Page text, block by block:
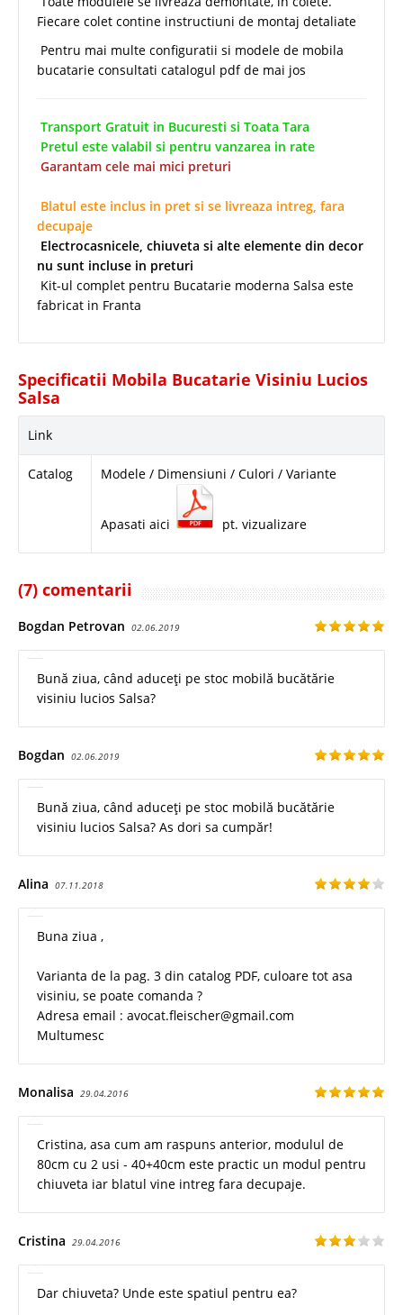
Fiecare colet contine instructiuni de montaj detaliate
Pentru mai multe configuratii si modele de mobila
bucatarie consultati catalogul pdf de mai jos
Transport Gratuit in Bucuresti si Toata Tara
Pretul este valabil si pentru vanzarea in rate
Garantam cele mai mici preturi
Blatul este inclus in pret si se livreaza intreg, fara
decupaje
Electrocasnicele, chiuveta si alte elemente din decor
nu sunt incluse in preturi
Kit-ul complet pentru Bucatarie moderna Salsa este
fabricat in Franta
Specificatii Mobila Bucatarie Visiniu Lucios
Salsa
Link
Catalog Modele / Dimensiuni / Culori / Variante
Apasati aici pt. vizualizare
(7) comentarii
Bogdan Petrovan 02.06.2019
Bună ziua, când aduceți pe stoc mobilă bucătărie
visiniu lucios Salsa?
Bogdan 02.06.2019
Bună ziua, când aduceți pe stoc mobilă bucătărie
visiniu lucios Salsa? As dori sa cumpăr!
Alina 07.11.2018
Buna ziua ,
Varianta de la pag. 3 din catalog PDF, culoare tot asa
visiniu, se poate comanda ?
Adresa email : avocat.fleischer@gmail.com
Multumesc
Monalisa 29.04.2016
Cristina, asa cum am raspuns anterior, modulul de
80cm cu 2 usi - 40+40cm este practic un modul pentru
chiuveta iar blatul vine intreg fara decupaje.
Cristina 29.04.2016
Dar chiuveta? Unde este spatiul pentru ea?